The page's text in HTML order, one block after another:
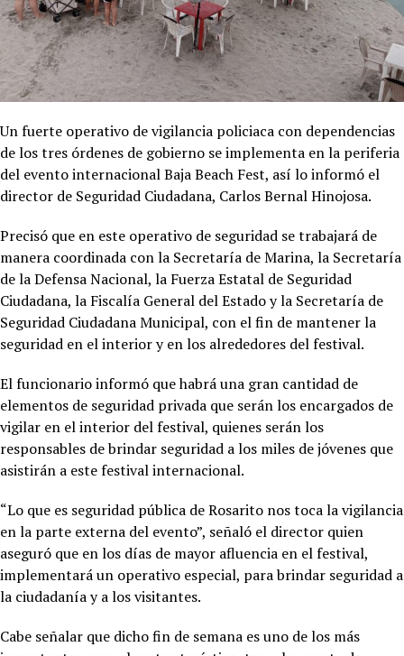
Un fuerte operativo de vigilancia policiaca con dependencias
de los tres órdenes de gobierno se implementa en la periferia
del evento internacional Baja Beach Fest, así lo informó el
director de Seguridad Ciudadana, Carlos Bernal Hinojosa.
Precisó que en este operativo de seguridad se trabajará de
manera coordinada con la Secretaría de Marina, la Secretaría
de la Defensa Nacional, la Fuerza Estatal de Seguridad
Ciudadana, la Fiscalía General del Estado y la Secretaría de
Seguridad Ciudadana Municipal, con el fin de mantener la
seguridad en el interior y en los alrededores del festival.
El funcionario informó que habrá una gran cantidad de
elementos de seguridad privada que serán los encargados de
vigilar en el interior del festival, quienes serán los
responsables de brindar seguridad a los miles de jóvenes que
asistirán a este festival internacional.
“Lo que es seguridad pública de Rosarito nos toca la vigilancia
en la parte externa del evento”, señaló el director quien
aseguró que en los días de mayor afluencia en el festival,
implementará un operativo especial, para brindar seguridad a
la ciudadanía y a los visitantes.
Cabe señalar que dicho fin de semana es uno de los más